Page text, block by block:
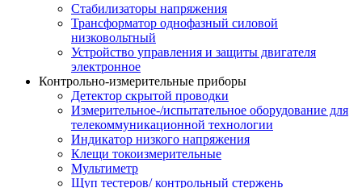
Стабилизаторы напряжения
Трансформатор однофазный силовой
низковольтный
Устройство управления и защиты двигателя
электронное
Контрольно-измерительные приборы
Детектор скрытой проводки
Измерительное-/испытательное оборудование для
телекоммуникационной технологии
Индикатор низкого напряжения
Клещи токоизмерительные
Мультиметр
Щуп тестеров/ контрольный стержень